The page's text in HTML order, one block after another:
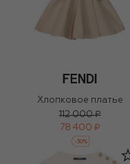
Хлопковое платье
112 000 ₽
78 400 ₽
-30%